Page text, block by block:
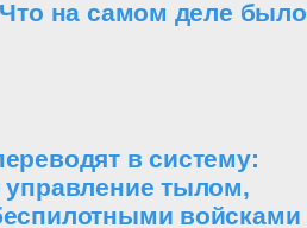
на самом деле было
в систему:
управление тылом,
войсками